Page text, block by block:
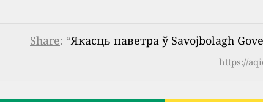
Share: “Якасць паветра ў Savojbolagh
https://